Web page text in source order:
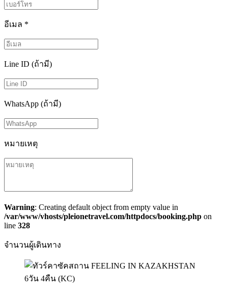
อีเมล *
Line ID (ถ้ามี)
WhatsApp (ถ้ามี)
หมายเหตุ
Warning: Creating default object from empty value in
/var/www/vhosts/pleionetravel.com/httpdocs/booking.php on
line 328
จำนวนผู้เดินทาง